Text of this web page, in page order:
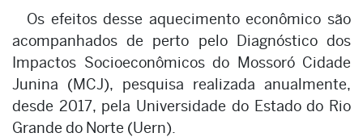
Os efeitos desse aquecimento econômico são
acompanhados de perto pelo Diagnóstico dos
Impactos Socioeconômicos do Mossoró Cidade
Junina (MCJ), pesquisa realizada anualmente,
desde 2017, pela Universidade do Estado do Rio
Grande do Norte (Uern).